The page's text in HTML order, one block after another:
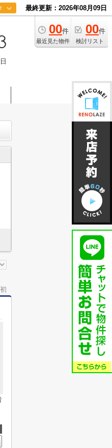
最終更新：2026年08月09日
00件
最近見た物件
00件
検討リスト